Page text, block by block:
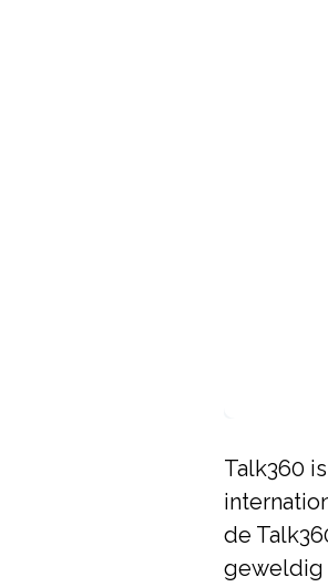
Talk360
de
geweldig